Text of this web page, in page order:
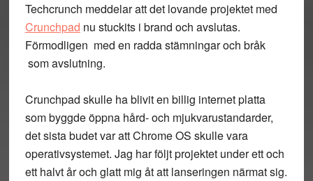
Techcrunch meddelar att det lovande projektet med
Crunchpad nu stuckits i brand och avslutas.
Förmodligen med en radda stämningar och bråk
som avslutning.
Crunchpad skulle ha blivit en billig internet platta
som byggde öppna hård- och mjukvarustandarder,
det sista budet var att Chrome OS skulle vara
operativsystemet. Jag har följt projektet under ett och
ett halvt år och glatt mig åt att lanseringen närmat sig.